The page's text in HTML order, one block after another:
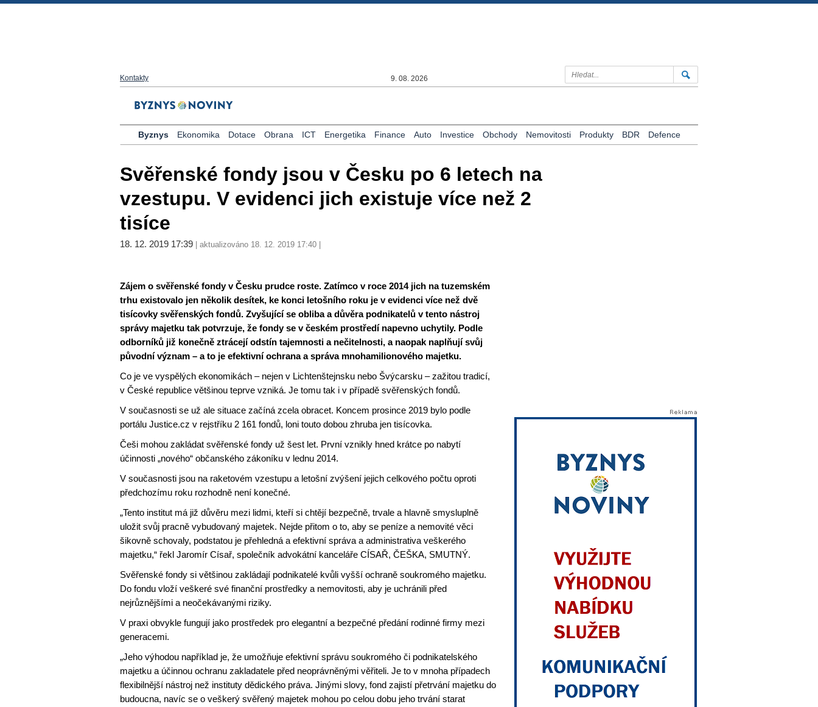
Kontakty 9. 08. 2026
Byznys Ekonomika Dotace Obrana ICT Energetika Finance Auto Investice Obchody Nemovitosti Produkty BDR Defence
Svěřenské fondy jsou v Česku po 6 letech na
vzestupu. V evidenci jich existuje více než 2
tisíce
18. 12. 2019 17:39 | aktualizováno 18. 12. 2019 17:40 |
Zájem o svěřenské fondy v Česku prudce roste. Zatímco v roce 2014 jich na tuzemském
trhu existovalo jen několik desítek, ke konci letošního roku je v evidenci více než dvě
tisícovky svěřenských fondů. Zvyšující se obliba a důvěra podnikatelů v tento nástroj
správy majetku tak potvrzuje, že fondy se v českém prostředí napevno uchytily. Podle
odborníků již konečně ztrácejí odstín tajemnosti a nečitelnosti, a naopak naplňují svůj
původní význam – a to je efektivní ochrana a správa mnohamilionového majetku.
Co je ve vyspělých ekonomikách – nejen v Lichtenštejnsku nebo Švýcarsku – zažitou tradicí,
v České republice většinou teprve vzniká. Je tomu tak i v případě svěřenských fondů.
V současnosti se už ale situace začíná zcela obracet. Koncem prosince 2019 bylo podle
portálu Justice.cz v rejstříku 2 161 fondů, loni touto dobou zhruba jen tisícovka.
Češi mohou zakládat svěřenské fondy už šest let. První vznikly hned krátce po nabytí
účinnosti „nového“ občanského zákoníku v lednu 2014.
V současnosti jsou na raketovém vzestupu a letošní zvýšení jejich celkového počtu oproti
předchozímu roku rozhodně není konečné.
„Tento institut má již důvěru mezi lidmi, kteří si chtějí bezpečně, trvale a hlavně smysluplně
uložit svůj pracně vybudovaný majetek. Nejde přitom o to, aby se peníze a nemovité věci
šikovně schovaly, podstatou je přehledná a efektivní správa a administrativa veškerého
majetku,“ řekl Jaromír Císař, společník advokátní kanceláře CÍSAŘ, ČEŠKA, SMUTNÝ.
Svěřenské fondy si většinou zakládají podnikatelé kvůli vyšší ochraně soukromého majetku.
Do fondu vloží veškeré své finanční prostředky a nemovitosti, aby je uchránili před
nejrůznějšími a neočekávanými riziky.
V praxi obvykle fungují jako prostředek pro elegantní a bezpečné předání rodinné firmy mezi
generacemi.
„Jeho výhodou například je, že umožňuje efektivní správu soukromého či podnikatelského
majetku a účinnou ochranu zakladatele před neoprávněnými věřiteli. Je to v mnoha případech
flexibilnější nástroj než instituty dědického práva. Jinými slovy, fond zajistí přetrvání majetku do
budoucna, navíc se o veškerý svěřený majetek mohou po celou dobu jeho trvání starat